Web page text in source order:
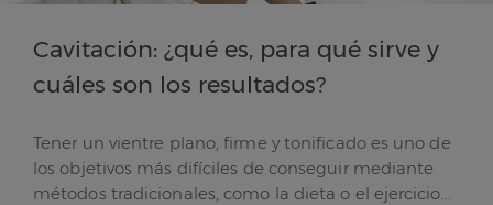
Cavitación: ¿qué es, para qué sirve y
cuáles son los resultados?
Tener un vientre plano, firme y tonificado es uno de
los objetivos más difíciles de conseguir mediante
métodos tradicionales, como la dieta o el ejercicio...